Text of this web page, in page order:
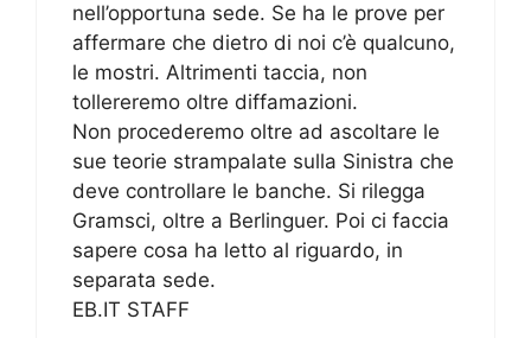
nell’opportuna sede. Se ha le prove per
affermare che dietro di noi c’è qualcuno,
le mostri. Altrimenti taccia, non
tollereremo oltre diffamazioni.
Non procederemo oltre ad ascoltare le
sue teorie strampalate sulla Sinistra che
deve controllare le banche. Si rilegga
Gramsci, oltre a Berlinguer. Poi ci faccia
sapere cosa ha letto al riguardo, in
separata sede.
EB.IT STAFF